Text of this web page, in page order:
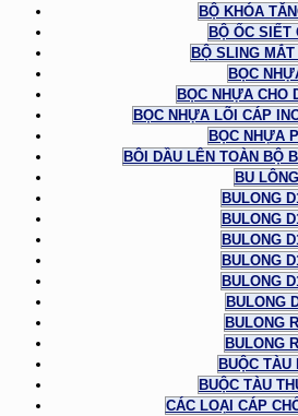
BỘ KHÓA
BỘ ỐC SIẾT
BỘ SLING
BỌC
BỌC NHỰA CHO
BỌC NHỰA LÕI CÁP
BỌC NHỰA
BÔI DẦU LÊN TOÀN BỘ
BU LÔNG
BULONG
BULONG
BULONG
BULONG
BULONG
BULONG
BULONG
BULONG
BUỘC TÀU
BUỘC TÀU
CÁC LOẠI CÁP